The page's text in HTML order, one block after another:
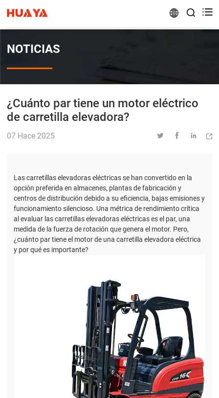
 
NOTICIAS
¿Cuánto par tiene un motor eléctrico
de carretilla elevadora?
07 Hace 2025    
Las carretillas elevadoras eléctricas se han convertido en la
opción preferida en almacenes, plantas de fabricación y
centros de distribución debido a su eficiencia, bajas emisiones y
funcionamiento silencioso. Una métrica de rendimiento crítica
al evaluar las carretillas elevadoras eléctricas es el par, una
medida de la fuerza de rotación que genera el motor. Pero,
¿cuánto par tiene el motor de una carretilla elevadora eléctrica
y por qué es importante?